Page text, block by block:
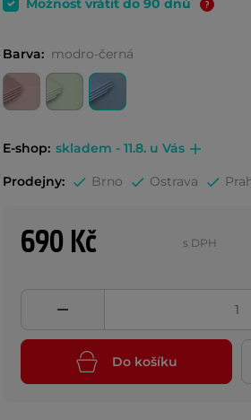
Možnost vrátit do 90 dnů
Barva: modro-černá
E-shop: skladem - 11.8. u Vás
Prodejny: Brno Ostrava
690 Kč s DPH
Do košíku